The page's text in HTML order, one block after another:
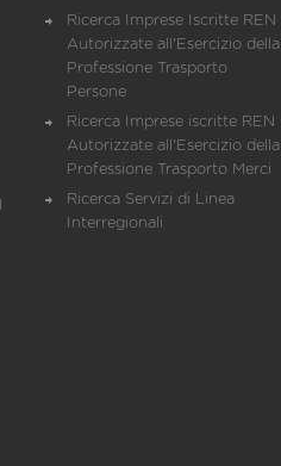
Ricerca Imprese Iscritte REN
Autorizzate all'Esercizio della
Professione Trasporto
Persone
Ricerca Imprese iscritte REN
Autorizzate all'Esercizio della
Professione Trasporto Merci
Ricerca Servizi di Linea
Interregionali